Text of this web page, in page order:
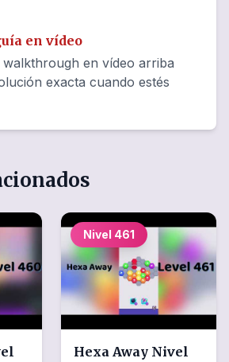
en vídeo
en vídeo arriba
exacta cuando estés
Nivel 461
Hexa Away Nivel